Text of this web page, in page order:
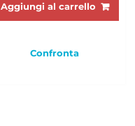
Aggiungi al carrello
Confronta